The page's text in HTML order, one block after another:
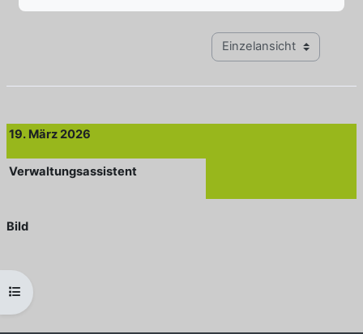
Kursindex öffnen
Modus Tertiärnavigation
19. März 2026
Verwaltungsassistent
Bild